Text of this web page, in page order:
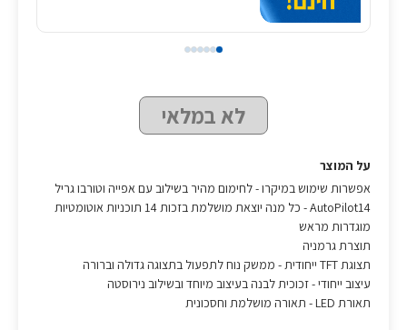
לא במלאי
על המוצר
אפשרות שימוש במיקרו - לחימום מהיר בשילוב עם אפייה וטורבו גריל
AutoPilot14 - כל מנה יוצאת מושלמת בזכות 14 תוכניות אוטומטיות
מוגדרות מראש
תוצרת גרמניה
תצוגת TFT ייחודית - ממשק נוח לתפעול בתצוגה גדולה וברורה
עיצוב ייחודי - זכוכית לבנה בעיצוב מיוחד ובשילוב נירוסטה
תאורת LED - תאורה מושלמת וחסכונית